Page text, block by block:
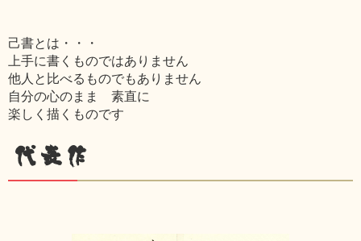
己書とは・・・
上手に書くものではありません
他人と比べるものでもありません
自分の心のまま 素直に
楽しく描くものです
代表作